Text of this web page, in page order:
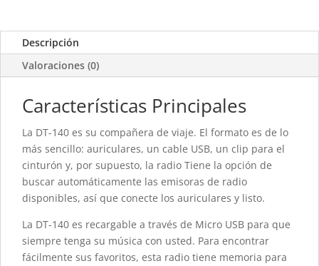
Descripción
Valoraciones (0)
Características Principales
La DT-140 es su compañera de viaje. El formato es de lo
más sencillo: auriculares, un cable USB, un clip para el
cinturón y, por supuesto, la radio Tiene la opción de
buscar automáticamente las emisoras de radio
disponibles, así que conecte los auriculares y listo.
La DT-140 es recargable a través de Micro USB para que
siempre tenga su música con usted. Para encontrar
fácilmente sus favoritos, esta radio tiene memoria para